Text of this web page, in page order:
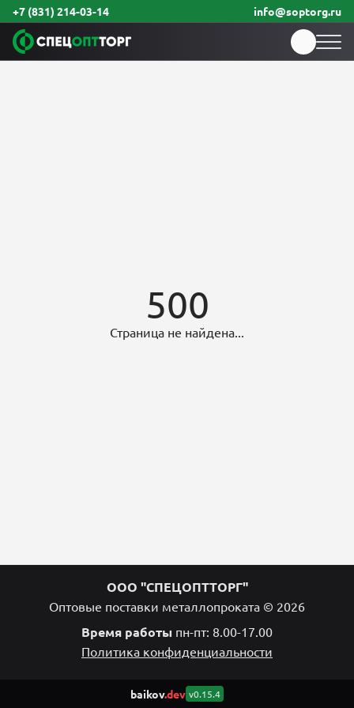
+7 (831) 214-03-14 info@soptorg.ru
500
Страница не найдена...
ООО "СПЕЦОПТТОРГ"
Оптовые поставки металлопроката © 2026
Время работы пн-пт: 8.00-17.00
Политика конфиденциальности
baikov.dev v0.15.4